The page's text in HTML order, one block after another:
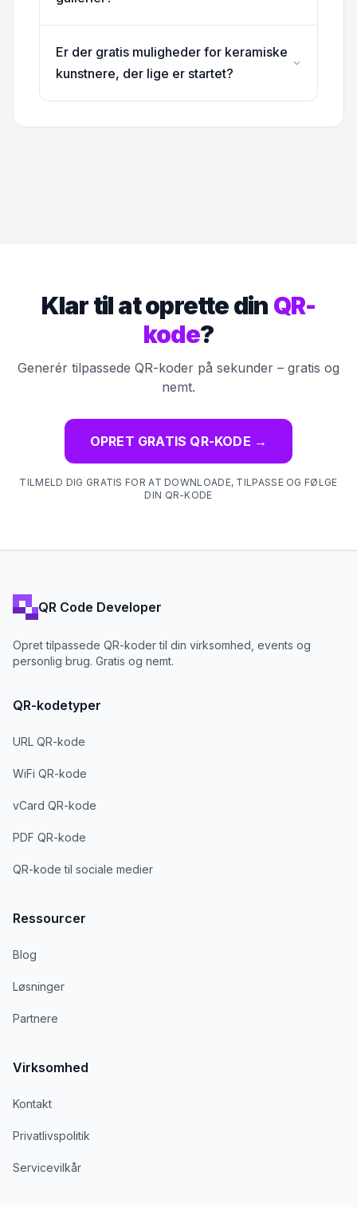
Er der gratis muligheder for keramiske
kunstnere, der lige er startet?
Klar til at oprette din QR-
kode?
Generér tilpassede QR-koder på sekunder – gratis og
nemt.
OPRET GRATIS QR-KODE →
TILMELD DIG GRATIS FOR AT DOWNLOADE, TILPASSE OG FØLGE
DIN QR-KODE
QR Code Developer
Opret tilpassede QR-koder til din virksomhed, events og
personlig brug. Gratis og nemt.
QR-kodetyper
URL QR-kode
WiFi QR-kode
vCard QR-kode
PDF QR-kode
QR-kode til sociale medier
Ressourcer
Blog
Løsninger
Partnere
Virksomhed
Kontakt
Privatlivspolitik
Servicevilkår